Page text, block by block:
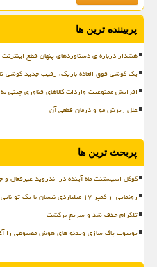
پربیننده ترین ها
هشدار درباره ی دستاوردهای پنهان قطع
یک گوشی فوق العاده باریک، رقیب جدید
افزایش ممنوعیت واردات کالاهای فناوری چینی به
علل ریزش مو و درمان قطعی آن
پربحث ترین ها
گوگل اسیستنت ماه آینده در اندروید غیرفعال
رونمایی از کمپر ۱۷ میلیاردی نیسان با یک توانایی جذاب
تلگرام حذف شد و سریع برگشت
یوتیوب پاک سازی ویدئو های هوش مصنوعی را